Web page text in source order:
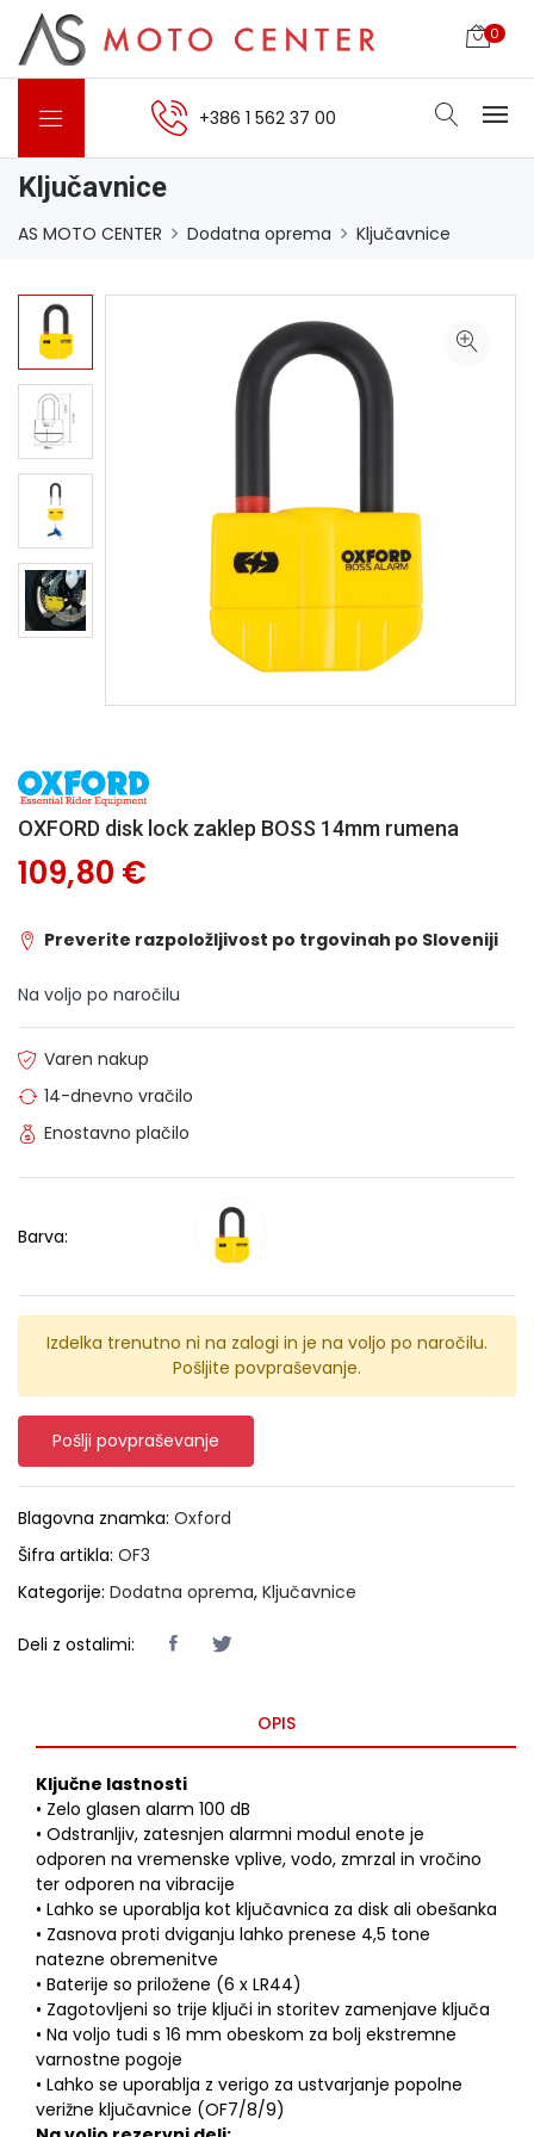
0
+386 1 562 37 00
Ključavnice
AS MOTO CENTER Dodatna oprema Ključavnice
OXFORD disk lock zaklep BOSS 14mm rumena
109,80 €
Preverite razpoložljivost po trgovinah po Sloveniji
Na voljo po naročilu
Varen nakup
14-dnevno vračilo
Enostavno plačilo
Barva:
Izdelka trenutno ni na zalogi in je na voljo po naročilu.
Pošljite povpraševanje.
Pošlji povpraševanje
Blagovna znamka: Oxford
Šifra artikla: OF3
Kategorije: Dodatna oprema, Ključavnice
Deli z ostalimi:
OPIS
Ključne lastnosti
• Zelo glasen alarm 100 dB
• Odstranljiv, zatesnjen alarmni modul enote je
odporen na vremenske vplive, vodo, zmrzal in vročino
ter odporen na vibracije
• Lahko se uporablja kot ključavnica za disk ali obešanka
• Zasnova proti dviganju lahko prenese 4,5 tone
natezne obremenitve
• Baterije so priložene (6 x LR44)
• Zagotovljeni so trije ključi in storitev zamenjave ključa
• Na voljo tudi s 16 mm obeskom za bolj ekstremne
varnostne pogoje
• Lahko se uporablja z verigo za ustvarjanje popolne
verižne ključavnice (OF7/8/9)